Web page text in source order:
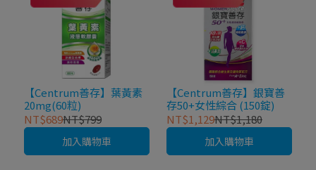
【Centrum善存】葉黃素
20mg(60粒)
NT$689NT$799
加入購物車
【Centrum善存】銀寶善
存50+女性綜合 (150錠)
NT$1,129NT$1,180
加入購物車